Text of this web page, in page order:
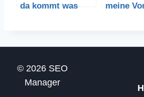
da kommt was
meine
© 2026 SEO
Manager